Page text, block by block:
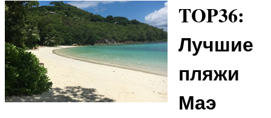
TOP36:
Лучшие
пляжи
Маэ